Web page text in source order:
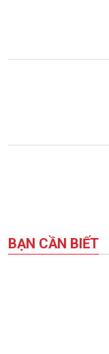
BẠN CẦN BIẾT